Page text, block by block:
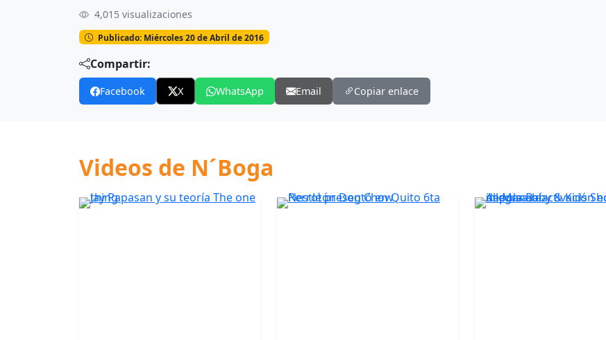
Aporte de Telefónica Movistar a provincias afectadas por terremoto
4,015 visualizaciones
Publicado: Miércoles 20 de Abril de 2016
Compartir:
Facebook X WhatsApp Email Copiar enlace
Videos de N´Boga